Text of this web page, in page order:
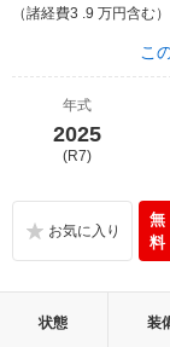
（諸経費3 .9 万円含む）
こ
年式
2025
(R7)
無
料
状態 装